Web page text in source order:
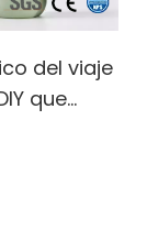
haya
del viaje
que